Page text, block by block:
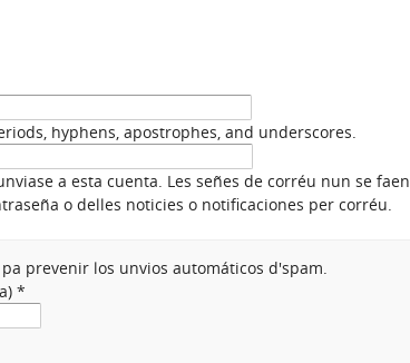
hyphens, apostrophes, and underscores.
a esta cuenta. Les señes de corréu nun se faen
o delles noticies o notificaciones per corréu.
prevenir los unvios automáticos d'spam.
*